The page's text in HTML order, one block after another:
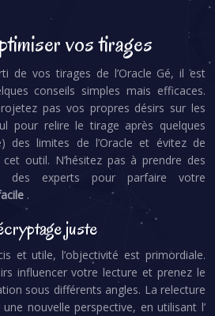
vos tirages
de vos tirages de l’Oracle Gé, il est
conseils simples mais efficaces.
pas vos propres désirs sur les
pour relire le tirage après quelques
des limites de l’Oracle et évitez de
outil. N’hésitez pas à prendre des
experts pour parfaire votre
.
juste
et utile, l’objectivité est primordiale.
influencer votre lecture et prenez le
sous différents angles. La relecture
nouvelle perspective, en utilisant l’